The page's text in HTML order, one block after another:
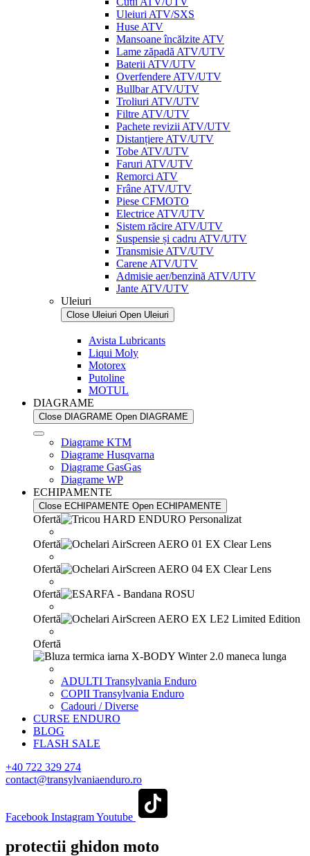
Uleiuri ATV/SXS
Huse ATV
Mansoane încălzite ATV
Lame zăpadă ATV/UTV
Baterii ATV/UTV
Overfendere ATV/UTV
Bullbar ATV/UTV
Troliuri ATV/UTV
Filtre ATV/UTV
Pachete revizii ATV/UTV
Distanțiere ATV/UTV
Tobe ATV/UTV
Faruri ATV/UTV
Remorci ATV
Frâne ATV/UTV
Piese CFMOTO
Electrice ATV/UTV
Sistem răcire ATV/UTV
Suspensie și cadru ATV/UTV
Transmisie ATV/UTV
Carene ATV/UTV
Admisie aer/benzină ATV/UTV
Jante ATV/UTV
Uleiuri
Close Uleiuri Open Uleiuri
Avista Lubricants
Liqui Moly
Motorex
Putoline
MOTUL
DIAGRAME
Close DIAGRAME Open DIAGRAME
Diagrame KTM
Diagrame Husqvarna
Diagrame GasGas
Diagrame WP
ECHIPAMENTE
Close ECHIPAMENTE Open ECHIPAMENTE
Ofertă
Ofertă
Ofertă
Ofertă
Ofertă
Ofertă
ADULTI Transylvania Enduro
COPII Transylvania Enduro
Cadouri / Diverse
CURSE ENDURO
BLOG
FLASH SALE
+40 722 329 274
contact@transylvaniaenduro.ro
Facebook InstagramYoutube
protectii ghidon moto